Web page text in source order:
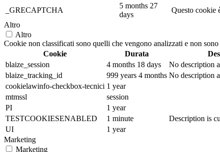
_GRECAPTCHA
5 months 27
days
Questo cookie
Altro
Altro
Cookie non classificati sono quelli che vengono analizzati e non
Cookie
Durata
blaize_session
4 months 18 days
No description
blaize_tracking_id
999 years 4 months No description
cookielawinfo-checkbox-tecnici 1 year
mtmssl
session
PI
1 year
TESTCOOKIESENABLED
1 minute
Description is
UI
1 year
Marketing
Marketing